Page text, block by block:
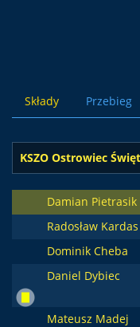
Składy Przebieg
KSZO Ostrowiec
Damian Pietrasik
Radosław Kardas
Dominik Cheba
Daniel Dybiec
Mateusz Madej